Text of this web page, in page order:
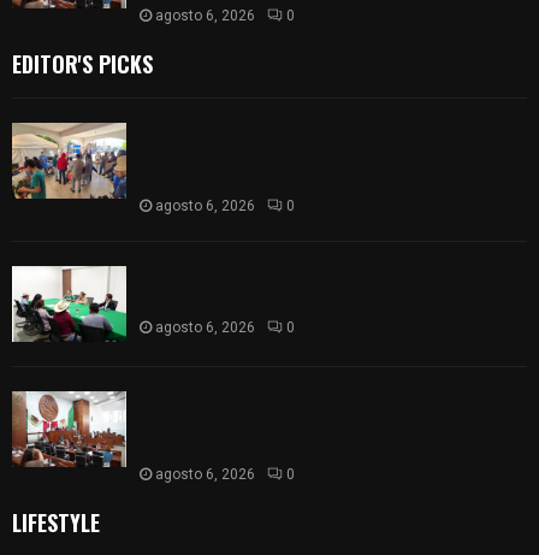
agosto 6, 2026 0
EDITOR'S PICKS
agosto 6, 2026 0
agosto 6, 2026 0
agosto 6, 2026 0
LIFESTYLE